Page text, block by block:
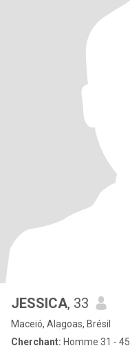
JESSICA, 33
Maceió, Alagoas, Brésil
Cherchant: Homme 31 - 45